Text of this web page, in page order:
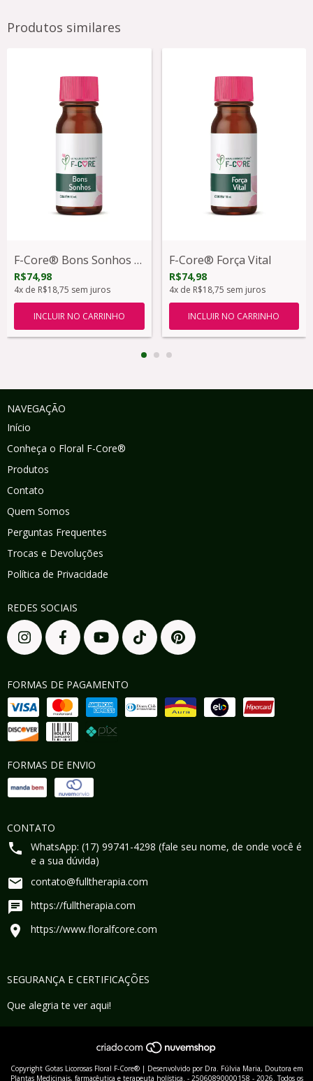
Produtos similares
F-Core® Bons Sonhos (1 Ind)
R$74,98
4x de R$18,75 sem juros
F-Core® Força Vital
R$74,98
4x de R$18,75 sem juros
NAVEGAÇÃO
Início
Conheça o Floral F-Core®
Produtos
Contato
Quem Somos
Perguntas Frequentes
Trocas e Devoluções
Política de Privacidade
REDES SOCIAIS
FORMAS DE PAGAMENTO
FORMAS DE ENVIO
CONTATO
WhatsApp: (17) 99741-4298 (fale seu nome, de onde você é
e a sua dúvida)
contato@fulltherapia.com
https://fulltherapia.com
https://www.floralfcore.com
SEGURANÇA E CERTIFICAÇÕES
Que alegria te ver aqui!
Copyright Gotas Licorosas Floral F-Core® | Desenvolvido por Dra. Fúlvia Maria, Doutora em
Plantas Medicinais, farmacêutica e terapeuta holística. - 25060890000158 - 2026. Todos os